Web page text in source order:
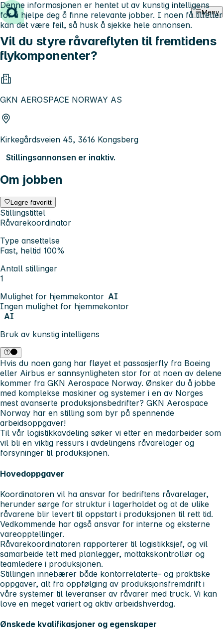
Hopp til innhold Meny
Vil du styre råvareflyten til fremtidens
flykomponenter?
GKN AEROSPACE NORWAY AS
Kirkegårdsveien 45, 3616 Kongsberg
Stillingsannonsen er inaktiv.
Om jobben
Lagre favoritt
Stillingstittel
Råvarekoordinator
Type ansettelse
Fast, heltid 100%
Antall stillinger
1
Mulighet for hjemmekontor AI
Ingen mulighet for hjemmekontor
AI
Bruk av kunstig intelligens
Denne informasjonen er hentet ut av kunstig intelligens
for å hjelpe deg å finne relevante jobber. I noen få tilfeller
kan det være feil, så husk å sjekke hele annonsen.
Hvis du noen gang har fløyet et passasjerfly fra Boeing
eller Airbus er sannsynligheten stor for at noen av delene
kommer fra GKN Aerospace Norway. Ønsker du å jobbe
med komplekse maskiner og systemer i en av Norges
mest avanserte produksjonsbedrifter? GKN Aerospace
Norway har en stilling som byr på spennende
arbeidsoppgaver!
Til vår logistikkavdeling søker vi etter en medarbeider som
vil bli en viktig ressurs i avdelingens råvarelager og
forsyninger til produksjonen.
Hovedoppgaver
Koordinatoren vil ha ansvar for bedriftens råvarelager,
herunder sørge for struktur i lagerholdet og at de ulike
råvarene blir levert til oppstart i produksjonen til rett tid.
Vedkommende har også ansvar for interne og eksterne
vareopptellinger.
Råvarekoordinatoren rapporterer til logistikksjef, og vil
samarbeide tett med planlegger, mottakskontrollør og
teamledere i produksjonen.
Stillingen innebærer både kontorrelaterte- og praktiske
oppgaver, alt fra oppfølging av produksjonsfremdrift i
våre systemer til leveranser av råvarer med truck. Vi kan
love en meget variert og aktiv arbeidshverdag.
Ønskede kvalifikasjoner og egenskaper